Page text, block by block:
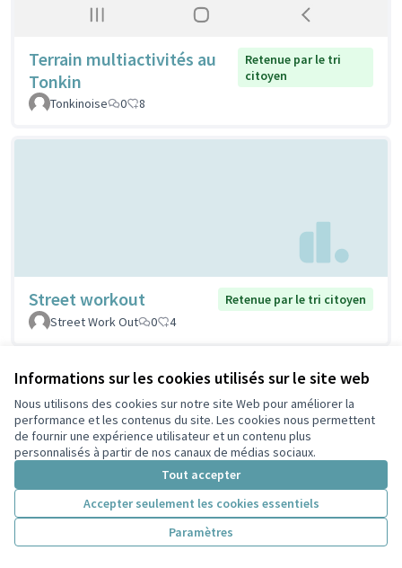
Informations sur les cookies utilisés sur le site web
Nous utilisons des cookies sur notre site Web pour améliorer la
performance et les contenus du site. Les cookies nous permettent
de fournir une expérience utilisateur et un contenu plus
personnalisés à partir de nos canaux de médias sociaux.
Tout accepter
Accepter seulement les cookies essentiels
Paramètres
Terrain multiactivités au
Tonkin
Retenue par le tri
citoyen
Tonkinoise
0 8
Street workout
Retenue par le tri citoyen
Street Work Out
0 4
Stations de réparation
vélos
Retenue par le tri